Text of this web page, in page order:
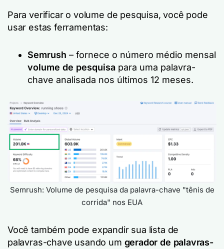
Para verificar o volume de pesquisa, você pode
usar estas ferramentas:
Semrush – fornece o número médio mensal
volume de pesquisa para uma palavra-
chave analisada nos últimos 12 meses.
Semrush: Volume de pesquisa da palavra-chave "tênis de
corrida" nos EUA
Você também pode expandir sua lista de
palavras-chave usando um gerador de palavras-